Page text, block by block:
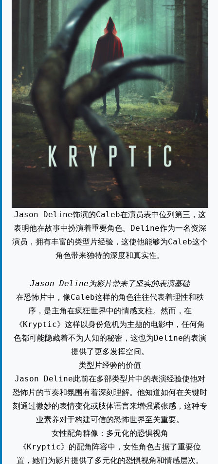
Jason Deline饰演的Caleb在演员表中位列第三，这
表明他在故事中扮演着重要角色。Deline作为一名资深
演员，拥有丰富的类型片经验，这使他能够为Caleb这个
角色带来独特的深度和真实性。
Jason Deline为影片带来了坚实的表演基础
在恐怖片中，像Caleb这样的角色往往代表着理性和秩
序，是主角在疯狂世界中的情感支柱。然而，在
《Kryptic》这样以身份危机为主题的电影中，任何角
色都可能隐藏着不为人知的秘密，这也为Deline的表演
提供了更多发挥空间。
类型片经验的价值
Jason Deline此前在多部类型片中的表演经验使他对
恐怖片的节奏和氛围有着深刻理解。他知道如何在关键时
刻通过微妙的表情变化或肢体语言来增强紧张感，这种专
业素养对于构建可信的恐怖世界至关重要。
女性配角群像：多元化的恐惧视角
《Kryptic》的配角阵容中，女性角色占据了重要位
置，她们为影片提供了多元化的恐惧视角和情感层次。